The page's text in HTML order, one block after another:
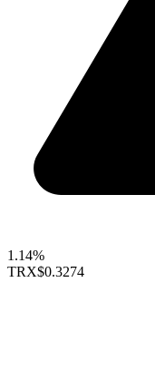
1.14%
TRX$0.3274